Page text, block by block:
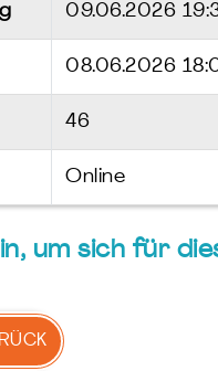
09.06.2026
08.06.2026
46
Online
um sich für